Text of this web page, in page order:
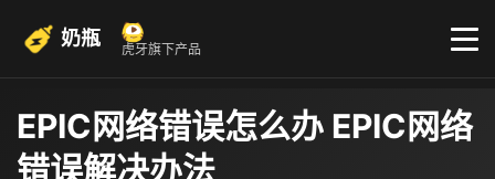
奶瓶 虎牙旗下产品
EPIC网络错误怎么办 EPIC网络
错误解决办法